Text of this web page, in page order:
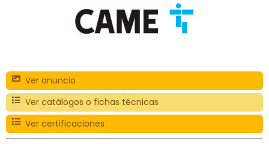
Ver anuncio
Ver catálogos o fichas técnicas
Ver certificaciones